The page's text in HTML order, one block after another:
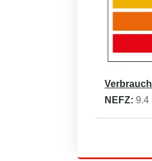
Verbrauch
NEFZ: 9.4